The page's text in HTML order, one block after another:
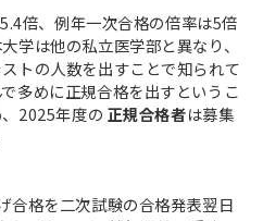
倍、例年一次合格の倍率は5倍
学は他の私立医学部と異なり、
トの人数を出すことで知られて
多めに正規合格を出すというこ
2025年度の 正規合格者は募集
合格を二次試験の合格発表翌日